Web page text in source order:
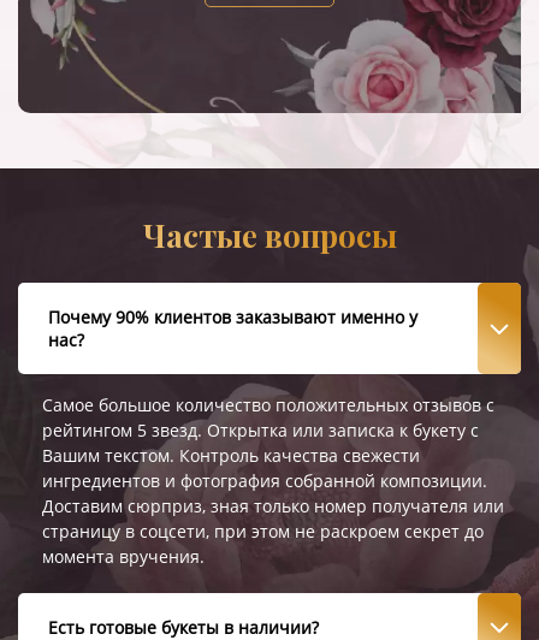
Частые вопросы
Почему 90% клиентов заказывают именно у
нас?
Самое большое количество положительных отзывов с
рейтингом 5 звезд. Открытка или записка к букету с
Вашим текстом. Контроль качества свежести
ингредиентов и фотография собранной композиции.
Доставим сюрприз, зная только номер получателя или
страницу в соцсети, при этом не раскроем секрет до
момента вручения.
Есть готовые букеты в наличии?